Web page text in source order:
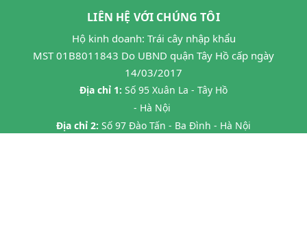
LIÊN HỆ VỚI CHÚNG TÔI
Hộ kinh doanh: Trái cây nhập khẩu
MST 01B8011843 Do UBND quận Tây Hồ cấp ngày
14/03/2017
Địa chỉ 1: Số 95 Xuân La - Tây Hồ
- Hà Nội
Địa chỉ 2: Số 97 Đào Tấn - Ba Đình - Hà Nội